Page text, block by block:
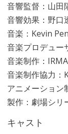
音響監督：山田
音響効果：野口
音楽：Kevin
音楽プロデュー
音楽制作：
音楽制作協力：
アニメーション
製作：劇場シリ
キャスト